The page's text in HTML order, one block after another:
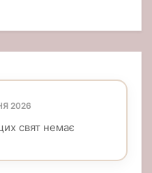
2026
свят немає